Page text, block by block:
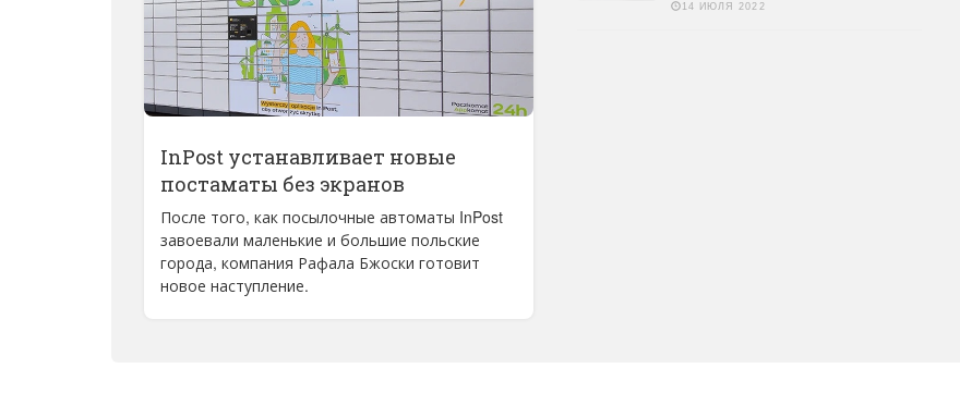
InPost устанавливает новые
постаматы без экранов
После того, как посылочные автоматы InPost
завоевали маленькие и большие польские
города, компания Рафала Бжоски готовит
новое наступление.
14 ИЮЛЯ 2022